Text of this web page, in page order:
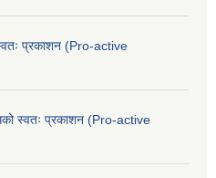
प्रकाशन (Pro-active
स्वतः प्रकाशन (Pro-active